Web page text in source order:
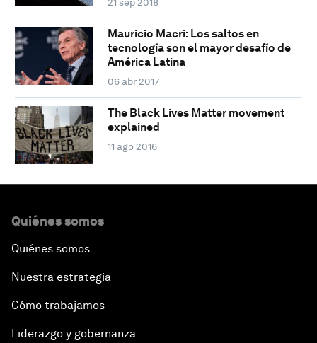
21 sep 2018
Mauricio Macri: Los saltos en
tecnología son el mayor desafío de
América Latina
06 abr 2017
The Black Lives Matter movement
explained
11 ago 2016
Quiénes somos
Quiénes somos
Nuestra estrategia
Cómo trabajamos
Liderazgo y gobernanza